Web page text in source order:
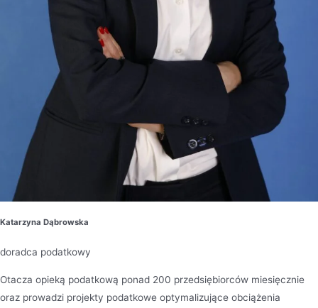
Katarzyna Dąbrowska
doradca podatkowy
Otacza opieką podatkową ponad 200 przedsiębiorców miesięcznie
oraz prowadzi projekty podatkowe optymalizujące obciążenia